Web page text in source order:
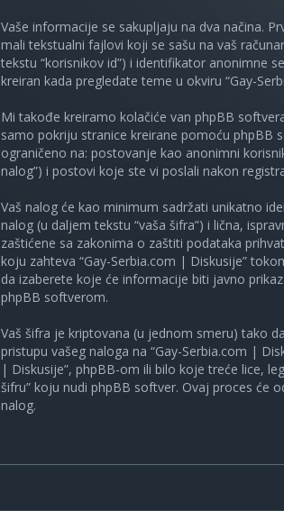
Vaše informacije se sakupljaju na dva načina.
mali tekstualni fajlovi koji se sašu na vaš
tekstu “korisnikov id”) i identifikator anonimne
kreiran kada pregledate teme u okviru “Gay-
Mi takođe kreiramo kolačiće van phpBB
samo pokriju stranice kreirane pomoću phpBB
ograničeno na: postovanje kao anonimni
nalog”) i postovi koje ste vi poslali nakon
Vaš nalog će kao minimum sadržati unikatno
nalog (u daljem tekstu “vaša šifra”) i lična,
zaštićene sa zakonima o zaštiti podataka
koju zahteva “Gay-Serbia.com | Diskusije”
da izaberete koje će informacije biti javno
phpBB softverom.
Vaš šifra je kriptovana (u jednom smeru) tako
pristupu vašeg naloga na “Gay-Serbia.com |
| Diskusije”, phpBB-om ili bilo koje treće lice,
šifru” koju nudi phpBB softver. Ovaj proces će
nalog.